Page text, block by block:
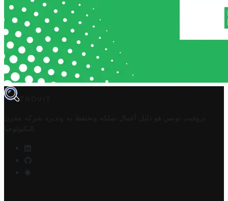
TROVIT
تروفيت تونس هو دليل أعمال تملكه وتحتفظ به وتديره
شركة مخزن
التكنولوجيا